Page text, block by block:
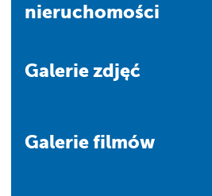
nieruchomości
Galerie zdjęć
Galerie filmów